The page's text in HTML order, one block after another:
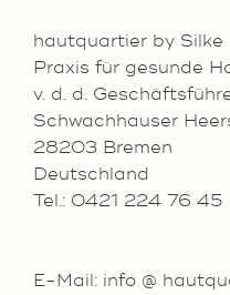
hautquartier by Silke
Praxis für gesunde
v. d. d.
Schwachhauser
28203 Bremen
Deutschland
Tel.: 0421 224 76 45
E-Mail: info @